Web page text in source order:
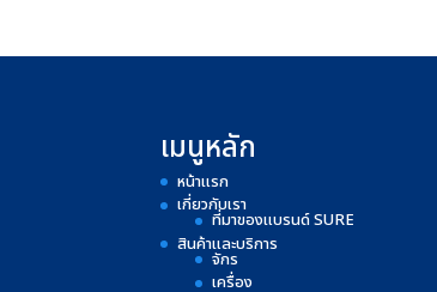
เมนูหลัก
หน้าแรก
เกี่ยวกับเรา
ที่มาของแบรนด์ SURE
สินค้าและบริการ
จักร
เครื่อง